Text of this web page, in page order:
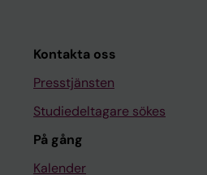
Kontakta oss
Presstjänsten
Studiedeltagare sökes
På gång
Kalender